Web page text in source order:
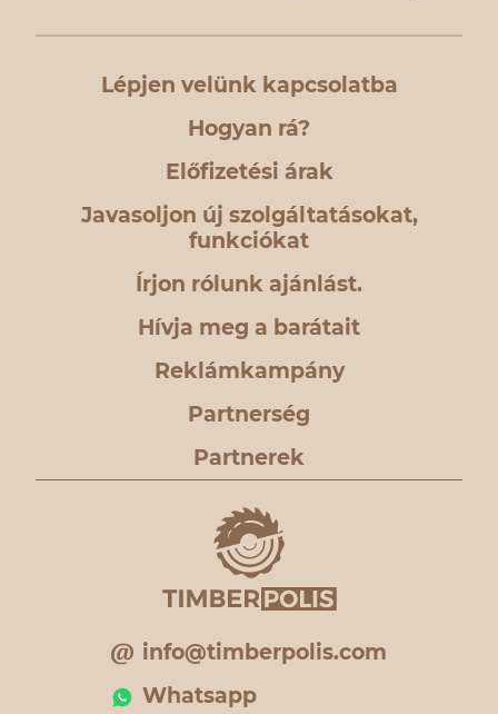
Lépjen velünk kapcsolatba
Hogyan rá?
Előfizetési árak
Javasoljon új szolgáltatásokat,
funkciókat
Írjon rólunk ajánlást.
Hívja meg a barátait
Reklámkampány
Partnerség
Partnerek
info@timberpolis.com
Whatsapp